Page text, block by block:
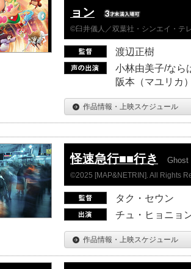
ョン
©臼井儀人／双葉社・シンエイ・テ
渡辺正樹
小林由美子/なら
阪本（マユリカ
作品情報・上映スケジュール
怪速急行■■行き Ghost
©2025 [MAP&NETRIN]. All Rights
タク・セウン
チュ・ヒョニョ
作品情報・上映スケジュール